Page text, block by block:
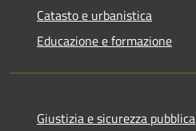
Catasto e urbanistica
Educazione e formazione
Giustizia e sicurezza pubblica